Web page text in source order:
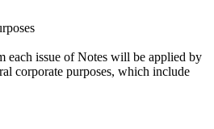
each issue of Notes will be applied by
corporate purposes, which include